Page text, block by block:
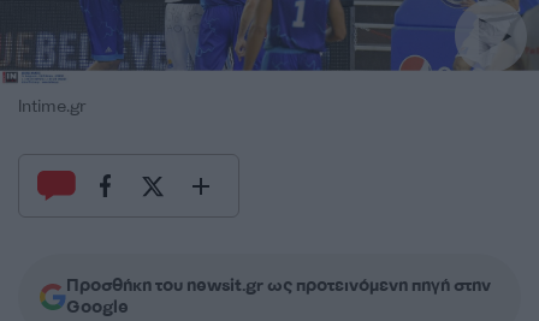
Intime.gr
Προσθήκη του newsit.gr ως προτεινόμενη πηγή στην
Google